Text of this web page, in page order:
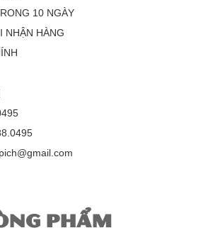
được giao cho quý khách là hàng mới
nguyên đai nguyên kiện.
sản phẩm đối với nhà sản xuất hoặc
nếu sản phẩm bị lỗi hoặc hỏng hóc
10 NGÀY
NHẬN HÀNG
PHẨM